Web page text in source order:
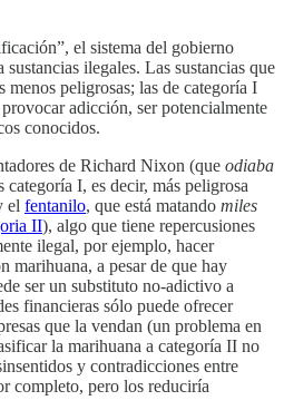
el sistema del gobierno
ilegales. Las sustancias que
menos peligrosas; las de categoría I
adicción, ser potencialmente
conocidos.
de Richard Nixon (que odiaba
categoría I, es decir, más peligrosa
el fentanilo, que está matando miles
II), algo que tiene repercusiones
ilegal, por ejemplo, hacer
marihuana, a pesar de que hay
ser un substituto no-adictivo a
financieras sólo puede ofrecer
que la vendan (un problema en
la marihuana a categoría II no
y contradicciones entre
completo, pero los reduciría